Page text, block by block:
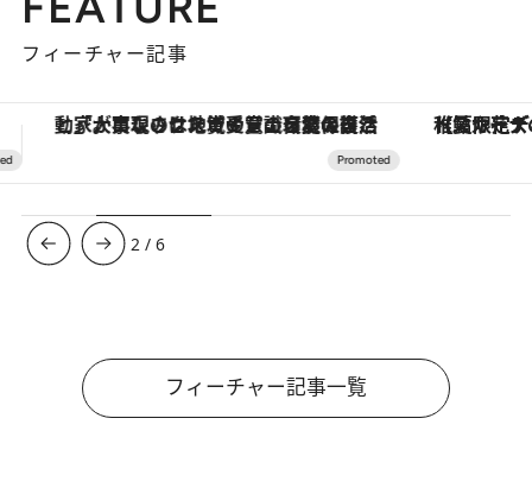
フィーチャー記事
【夏限定ディナーコース】旬を迎える稚鮎や花ズッキーニなどをイタリア・トスカーナの郷土料理の手法で満喫！
3 /6
フィーチャー記事一覧